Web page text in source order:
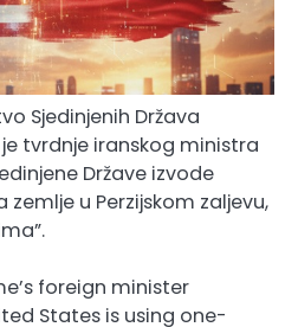
Sjedinjenih Država
tvrdnje iranskog ministra
Države izvode
u Perzijskom zaljevu,
foreign minister
States is using one-